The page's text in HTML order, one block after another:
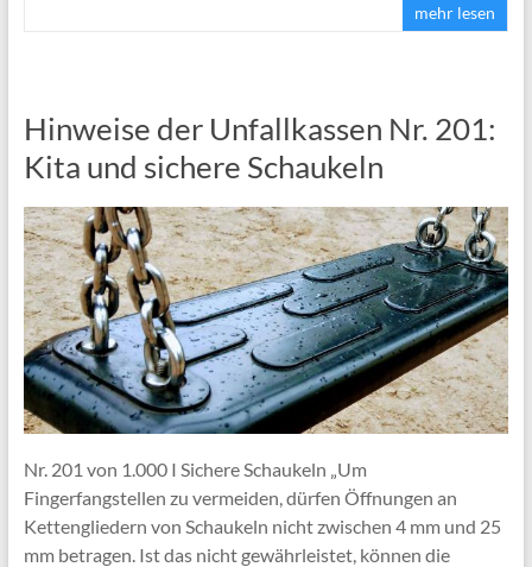
mehr lesen
Hinweise der Unfallkassen Nr. 201:
Kita und sichere Schaukeln
Nr. 201 von 1.000 I Sichere Schaukeln „Um
Fingerfangstellen zu vermeiden, dürfen Öffnungen an
Kettengliedern von Schaukeln nicht zwischen 4 mm und 25
mm betragen. Ist das nicht gewährleistet, können die